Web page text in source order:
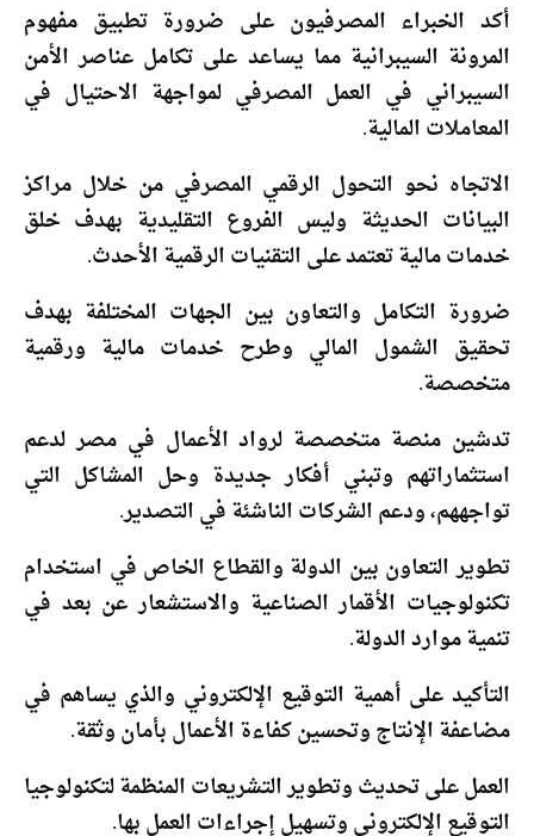
أكد الخبراء المصرفيون على ضرورة تطبيق مفهوم
المرونة السيبرانية مما يساعد على تكامل عناصر الأمن
السيبراني في العمل المصرفي لمواجهة الاحتيال في
المعاملات المالية.
الاتجاه نحو التحول الرقمي المصرفي من خلال مراكز
البيانات الحديثة وليس الفروع التقليدية بهدف خلق
خدمات مالية تعتمد على التقنيات الرقمية الأحدث.
ضرورة التكامل والتعاون بين الجهات المختلفة بهدف
تحقيق الشمول المالي وطرح خدمات مالية ورقمية
متخصصة.
تدشين منصة متخصصة لرواد الأعمال في مصر لدعم
استثماراتهم وتبني أفكار جديدة وحل المشاكل التي
تواجههم، ودعم الشركات الناشئة في التصدير.
تطوير التعاون بين الدولة والقطاع الخاص في استخدام
تكنولوجيات الأقمار الصناعية والاستشعار عن بعد في
تنمية موارد الدولة.
التأكيد على أهمية التوقيع الإلكتروني والذي يساهم في
مضاعفة الإنتاج وتحسين كفاءة الأعمال بأمان وثقة.
العمل على تحديث وتطوير التشريعات المنظمة لتكنولوجيا
التوقيع الإلكتروني وتسهيل إجراءات العمل بها.